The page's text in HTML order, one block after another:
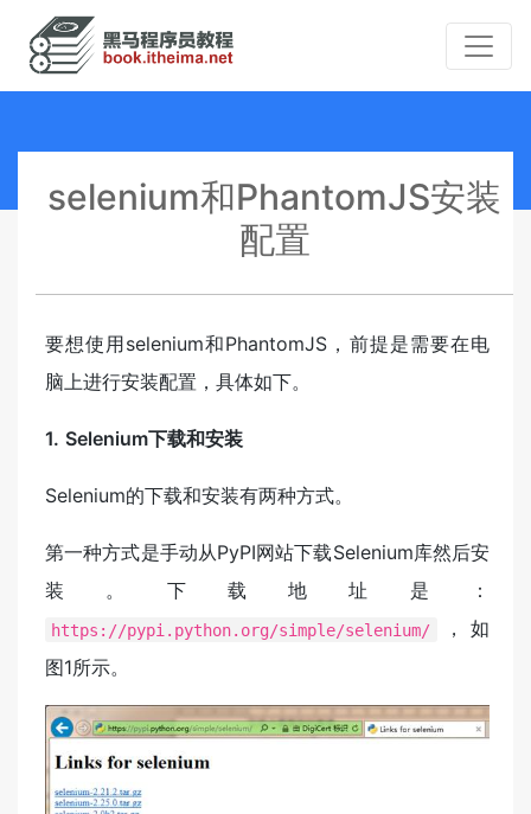
selenium和PhantomJS安装
配置
要想使用selenium和PhantomJS，前提是需要在电
脑上进行安装配置，具体如下。
1. Selenium下载和安装
Selenium的下载和安装有两种方式。
第一种方式是手动从PyPI网站下载Selenium库然后安
装。下载地址是：
https://pypi.python.org/simple/selenium/
，如
图1所示。